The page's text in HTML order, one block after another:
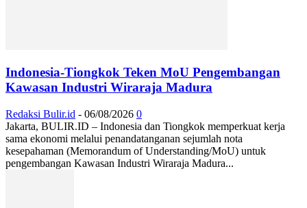
Indonesia-Tiongkok Teken MoU Pengembangan
Kawasan Industri Wiraraja Madura
Redaksi Bulir.id - 06/08/2026 0
Jakarta, BULIR.ID – Indonesia dan Tiongkok memperkuat kerja
sama ekonomi melalui penandatanganan sejumlah nota
kesepahaman (Memorandum of Understanding/MoU) untuk
pengembangan Kawasan Industri Wiraraja Madura...